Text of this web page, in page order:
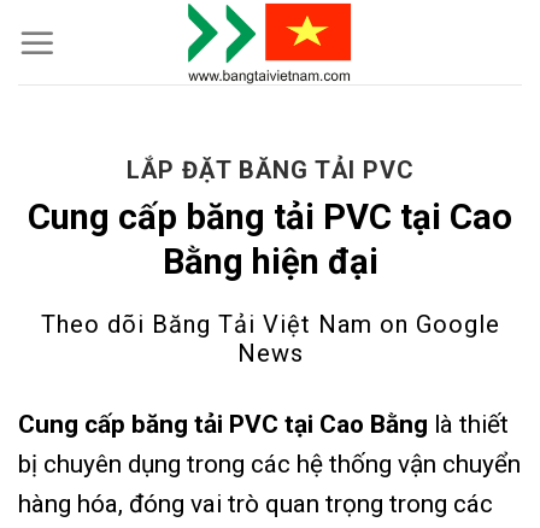
to
LẮP ĐẶT BĂNG TẢI PVC
Cung cấp băng tải PVC tại Cao
Bằng hiện đại
Theo dõi Băng Tải Việt Nam on Google
News
Cung cấp băng tải PVC tại Cao Bằng là thiết
bị chuyên dụng trong các hệ thống vận chuyển
hàng hóa, đóng vai trò quan trọng trong các